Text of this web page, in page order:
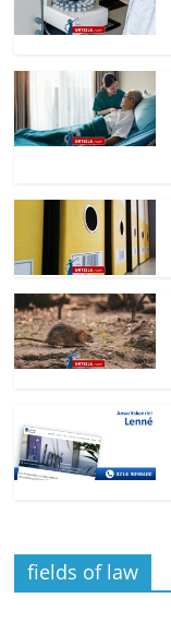
fields of law